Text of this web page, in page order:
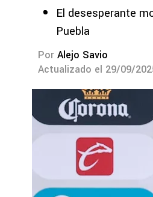
El desesperante
Puebla
Por Alejo Savio
Actualizado el 29/09/